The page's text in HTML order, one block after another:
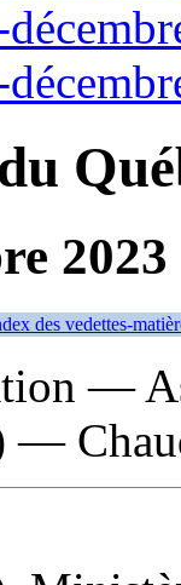
2023
des vedettes-
—
—